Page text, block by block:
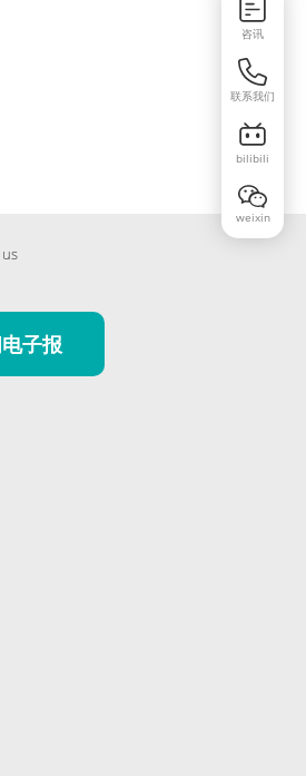
子报
咨讯
联系我们
bilibili
weixin